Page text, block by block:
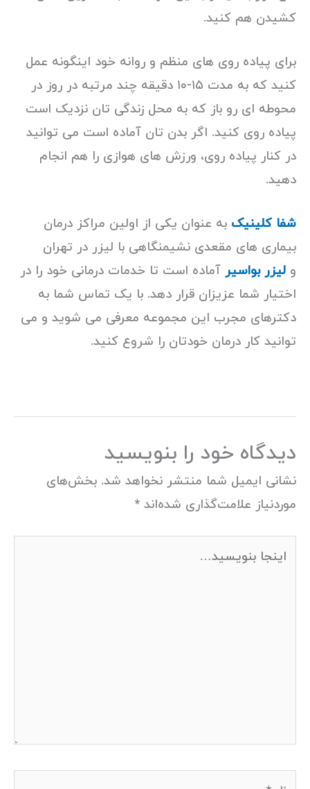
کشیدن هم کنید.
برای پیاده روی های منظم و روانه خود اینگونه عمل
کنید که به مدت ۱۵-۱۰ دقیقه چند مرتبه در روز در
محوطه ای رو باز که به محل زندگی تان نزدیک است
پیاده روی کنید. اگر بدن تان آماده است می توانید
در کنار پیاده روی، ورزش های هوازی را هم انجام
دهید.
شفا کلینیک به عنوان یکی از اولین مراکز درمان
بیماری های مقعدی نشیمنگاهی با لیزر در تهران
و لیزر بواسیر آماده است تا خدمات درمانی خود را در
اختیار شما عزیزان قرار دهد. با یک تماس شما به
دکترهای مجرب این مجموعه معرفی می شوید و می
توانید کار درمان خودتان را شروع کنید.
دیدگاه‌ خود را بنویسید
نشانی ایمیل شما منتشر نخواهد شد. بخش‌های
موردنیاز علامت‌گذاری شده‌اند *